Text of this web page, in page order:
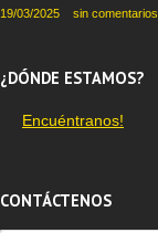
19/03/2025 sin comentarios
¿DÓNDE ESTAMOS?
Encuéntranos!
CONTÁCTENOS